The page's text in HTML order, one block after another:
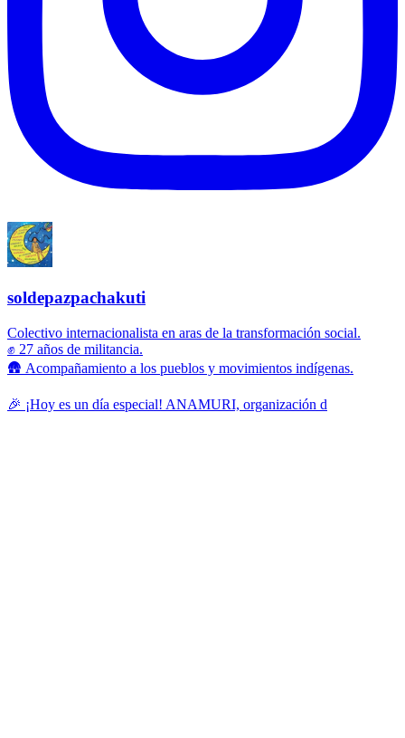
soldepazpachakuti
Colectivo internacionalista en aras de la transformación social.
✊ 27 años de militancia.
🛖 Acompañamiento a los pueblos y movimientos indígenas.
🎉 ¡Hoy es un día especial! ANAMURI, organización d